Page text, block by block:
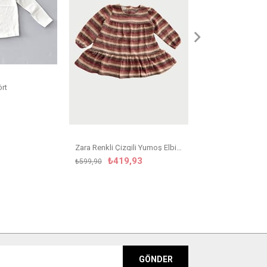
Zara Renkli Çizgili Yumoş Elbise
₺419,93
₺599,90
GÖNDER